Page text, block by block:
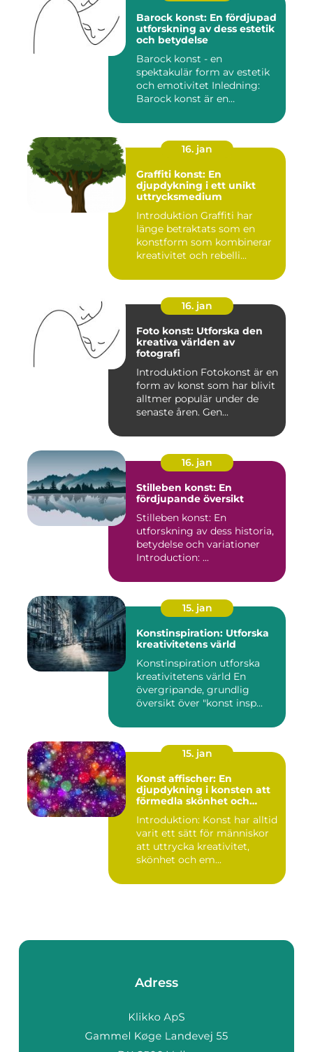
Barock konst: En fördjupad
utforskning av dess estetik
och betydelse
Barock konst - en
spektakulär form av estetik
och emotivitet Inledning:
Barock konst är en
16. jan
Graffiti konst: En
djupdykning i ett unikt
uttrycksmedium
Introduktion Graffiti har
länge betraktats som en
konstform som kombinerar
kreativitet och rebelli...
16. jan
Foto konst: Utforska den
kreativa världen av
fotografi
Introduktion Fotokonst är en
form av konst som har blivit
alltmer populär under de
senaste åren. Gen...
16. jan
Stilleben konst: En
fördjupande översikt
Stilleben konst: En
utforskning av dess historia,
betydelse och variationer
Introduction: ...
15. jan
Konstinspiration: Utforska
kreativitetens värld
Konstinspiration utforska
kreativitetens värld En
övergripande, grundlig
översikt över "konst insp...
15. jan
Konst affischer: En
djupdykning i konsten att
förmedla skönhet och
Introduktion: Konst har alltid
varit ett sätt för människor
att uttrycka kreativitet,
skönhet och em...
Adress